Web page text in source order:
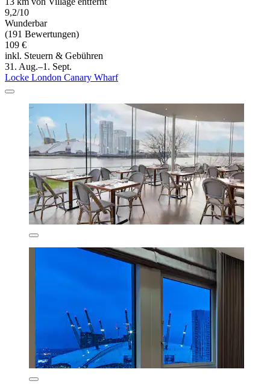
9,2/10
Wunderbar
(191 Bewertungen)
109 €
inkl. Steuern & Gebühren
31. Aug.–1. Sept.
Locke London Canary Wharf